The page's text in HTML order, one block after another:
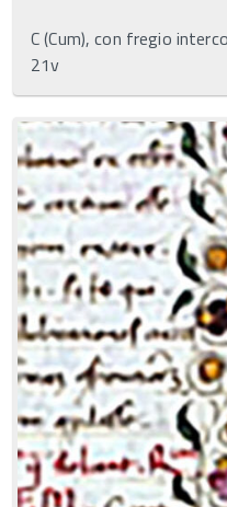
C (Cum), con fregio
21v